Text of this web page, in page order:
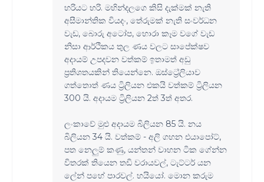
හරියට හරි. මහින්දලගෙ කිසි දැක්මක් නැති
අසීමාන්තික වියදං, තේරුමක් නැති සංවර්ධන
වැඩ, බොරු අටෝප, හොරා කෑම වගේ වැඩ
නිසා ආර්ථිකය තුල ණය වලට සාපේක්ෂව
අදායම් උපදවන වත්කම් ඉතාමත් අඩු
ප්‍රතිශතයකින් තියෙන්නෙ. ඔස්ට්‍රේලියාව
ගත්තොත් ණය ට්‍රිලියන එකයි වත්කම් ට්‍රිලියන
300 යි. අදායම ට්‍රිලියන 2ත් 3ත් අතර.
ලංකාවේ මුළු අදායම බිලියන 85 යි. නය
බිලියන 34 යි. වත්කම් - අලි ගහන එයාපෝට්,
පත නෙලුම් කණු, යන්තන් වාහන ටික ගේන්න
විතරක් තියෙන තඩි වරායවල්, ටැට්ටර් යන
ලේන් පහේ පාරවල්. හයියෝ. මොන කරුම